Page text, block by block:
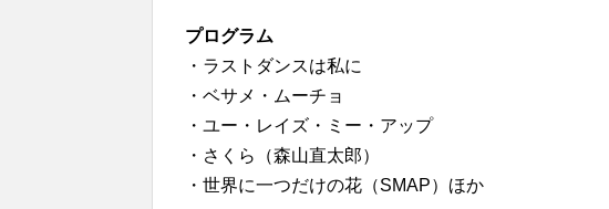
プログラム
・ラストダンスは私に
・ベサメ・ムーチョ
・ユー・レイズ・ミー・アップ
・さくら（森山直太郎）
・世界に一つだけの花（SMAP）ほか